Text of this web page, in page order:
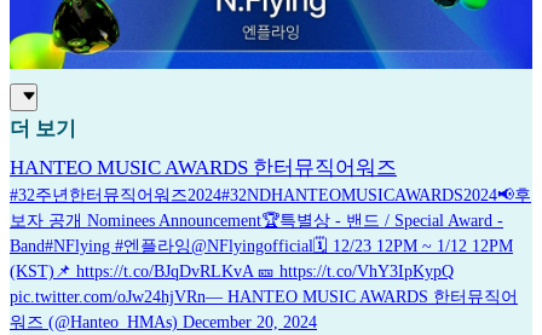
더 보기
HANTEO MUSIC AWARDS 한터뮤직어워즈
#32주년한터뮤직어워즈2024#32NDHANTEOMUSICAWARDS2024📢후
보자 공개 Nominees Announcement🏆특별상 - 밴드 / Special Award -
Band#NFlying #엔플라잉@NFlyingofficial🗓️ 12/23 12PM ~ 1/12 12PM
(KST)📌 https://t.co/BJqDvRLKvA 🎫 https://t.co/VhY3IpKypQ
pic.twitter.com/oJw24hjVRn— HANTEO MUSIC AWARDS 한터뮤직어
워즈 (@Hanteo_HMAs) December 20, 2024